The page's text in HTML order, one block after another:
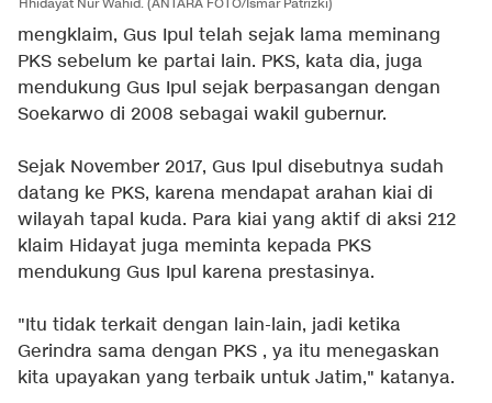
mengklaim, Gus Ipul telah sejak lama meminang
PKS sebelum ke partai lain. PKS, kata dia, juga
mendukung Gus Ipul sejak berpasangan dengan
Soekarwo di 2008 sebagai wakil gubernur.
Sejak November 2017, Gus Ipul disebutnya sudah
datang ke PKS, karena mendapat arahan kiai di
wilayah tapal kuda. Para kiai yang aktif di aksi 212
klaim Hidayat juga meminta kepada PKS
mendukung Gus Ipul karena prestasinya.
"Itu tidak terkait dengan lain-lain, jadi ketika
Gerindra sama dengan PKS , ya itu menegaskan
kita upayakan yang terbaik untuk Jatim," katanya.